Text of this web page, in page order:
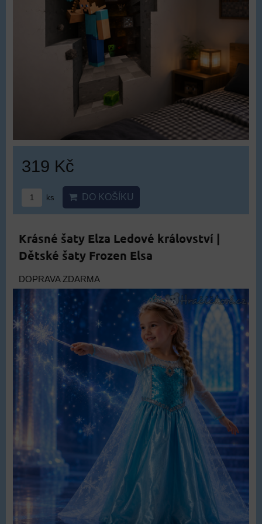
319 Kč
ks DO KOŠÍKU
Krásné šaty Elza Ledové království |
Dětské šaty Frozen Elsa
DOPRAVA ZDARMA